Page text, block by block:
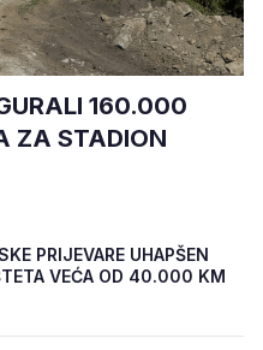
160.000
ZA STADION
PRIJEVARE UHAPŠEN
VEĆA OD 40.000 KM